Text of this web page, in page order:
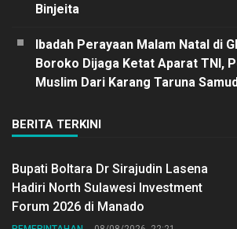
Binjeita
Ibadah Perayaan Malam Natal di
Boroko Dijaga Ketat Aparat TNI,
Muslim Dari Karang Taruna
BERITA TERKINI
Bupati Boltara Dr Sirajudin Lasena
Hadiri North Sulawesi Investment
Forum 2026 di Manado